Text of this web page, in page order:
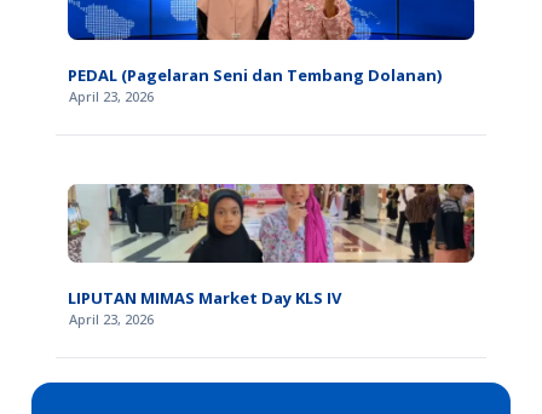
PEDAL (Pagelaran Seni dan Tembang Dolanan)
April 23, 2026
LIPUTAN MIMAS Market Day KLS IV
April 23, 2026